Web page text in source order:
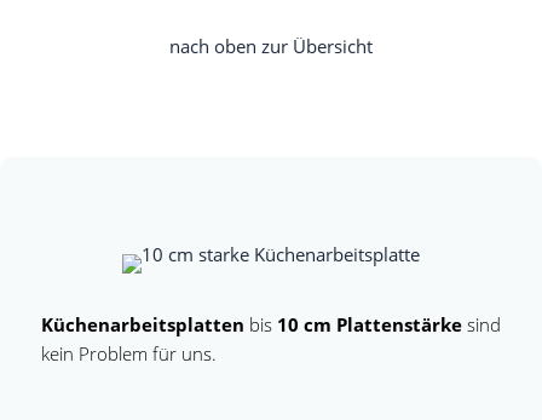
nach oben zur Übersicht
Küchen­ar­beits­plat­ten bis 10 cm Plat­ten­stär­kesind
kein Pro­blem für uns.